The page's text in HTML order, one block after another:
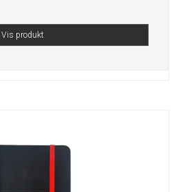
Vis produkt